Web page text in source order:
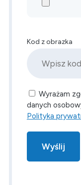
Kod z obrazka
Wyrażam
danych
Polityka